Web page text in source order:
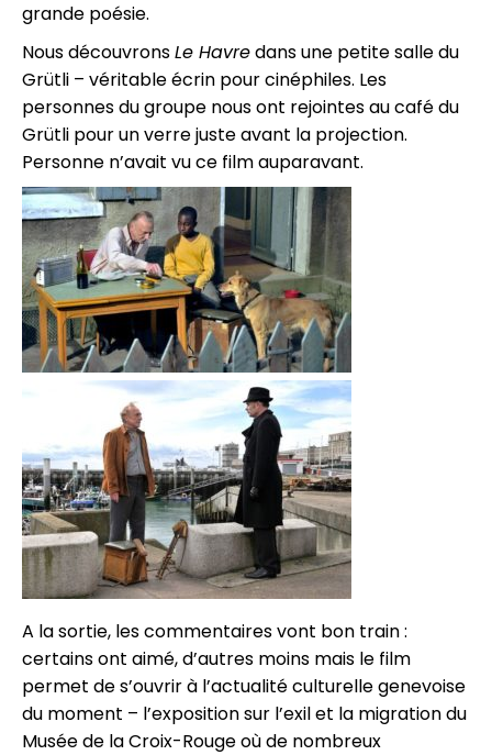
grande poésie.
Nous découvronsLe Havredans une petite salle du
Grütli – véritable écrin pour cinéphiles. Les
personnes du groupe nous ont rejointes au café du
Grütli pour un verre juste avant la projection.
Personne n’avait vu ce film auparavant.
A la sortie, les commentaires vont bon train :
certains ont aimé, d’autres moins mais le film
permet de s’ouvrir à l’actualité culturelle genevoise
du moment – l’exposition sur l’exil et la migration du
Musée de la Croix-Rouge où de nombreux